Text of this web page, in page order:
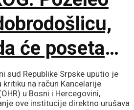
će poseta
sud Republike Srpske uputio je
na račun Kancelarije
u Bosni i Hercegovini,
ove institucije direktno urušava